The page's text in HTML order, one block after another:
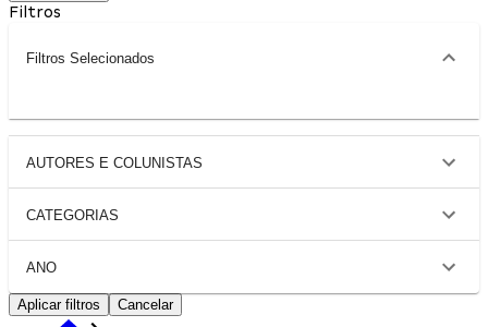
Filtros
Filtros Selecionados
AUTORES E COLUNISTAS
CATEGORIAS
ANO
Aplicar filtros Cancelar